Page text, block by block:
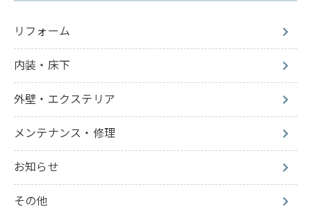
リフォーム
内装・床下
外壁・エクステリア
メンテナンス・修理
お知らせ
その他